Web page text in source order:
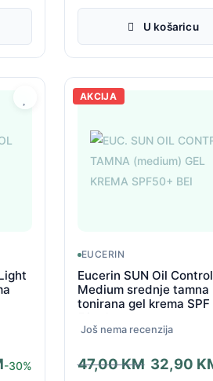
cijena
52,00 KM.
cijena
U košaricu
-30%
AKCIJA
EUCERIN
Eucerin SUN Oil Control
Medium srednje tamna
tonirana gel krema SPF
Još nema recenzija
47,00KM
Izvorna
32,90
Trenutna